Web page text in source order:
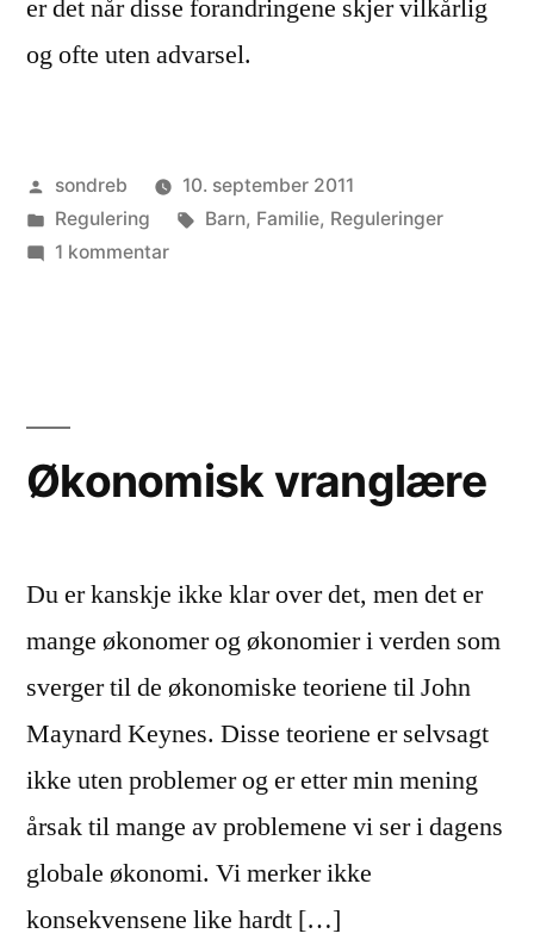
er det når disse forandringene skjer vilkårlig
og ofte uten advarsel.
Publisert
av
sondreb
10. september 2011
Publisert
i
Regulering Stikkord:
Barn, Familie, Reguleringer
1 kommentartil
Økonomisk vranglære
Du er kanskje ikke klar over det, men det er
mange økonomer og økonomier i verden som
sverger til de økonomiske teoriene til John
Maynard Keynes. Disse teoriene er selvsagt
ikke uten problemer og er etter min mening
årsak til mange av problemene vi ser i dagens
globale økonomi. Vi merker ikke
konsekvensene like hardt […]